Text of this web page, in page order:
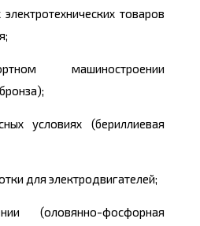
товаров
машиностроении
условиях (бериллиевая
для электродвигателей;
(оловянно-фосфорная